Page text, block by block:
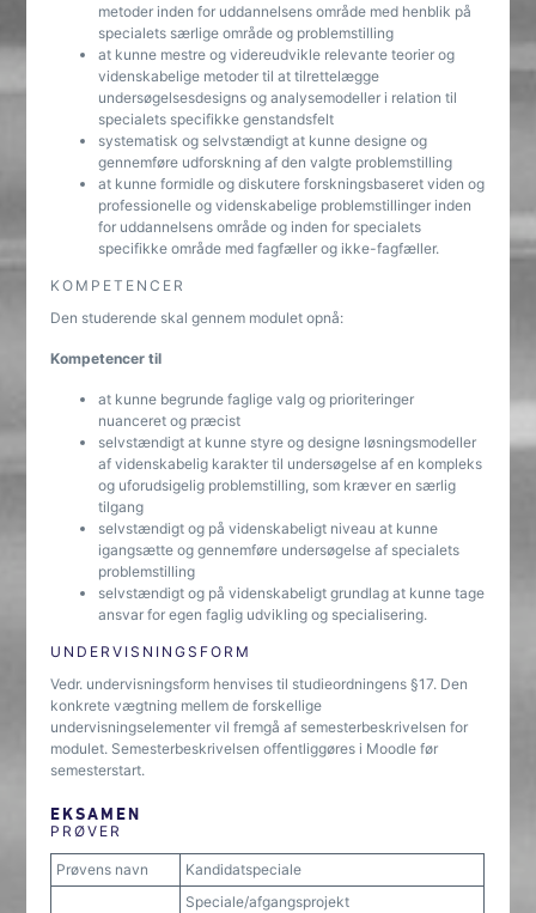
metoder inden for uddannelsens område med henblik på
specialets særlige område og problemstilling
at kunne mestre og videreudvikle relevante teorier og
videnskabelige metoder til at tilrettelægge
undersøgelsesdesigns og analysemodeller i relation til
specialets specifikke genstandsfelt
systematisk og selvstændigt at kunne designe og
gennemføre udforskning af den valgte problemstilling
at kunne formidle og diskutere forskningsbaseret viden og
professionelle og videnskabelige problemstillinger inden
for uddannelsens område og inden for specialets
specifikke område med fagfæller og ikke-fagfæller.
KOMPETENCER
Den studerende skal gennem modulet opnå:
Kompetencer til
at kunne begrunde faglige valg og prioriteringer
nuanceret og præcist
selvstændigt at kunne styre og designe løsningsmodeller
af videnskabelig karakter til undersøgelse af en kompleks
og uforudsigelig problemstilling, som kræver en særlig
tilgang
selvstændigt og på videnskabeligt niveau at kunne
igangsætte og gennemføre undersøgelse af specialets
problemstilling
selvstændigt og på videnskabeligt grundlag at kunne tage
ansvar for egen faglig udvikling og specialisering.
UNDERVISNINGSFORM
Vedr. undervisningsform henvises til studieordningens §17. Den
konkrete vægtning mellem de forskellige
undervisningselementer vil fremgå af semesterbeskrivelsen for
modulet. Semesterbeskrivelsen offentliggøres i Moodle før
semesterstart.
EKSAMEN
PRØVER
Prøvens navn Kandidatspeciale
Speciale/afgangsprojekt